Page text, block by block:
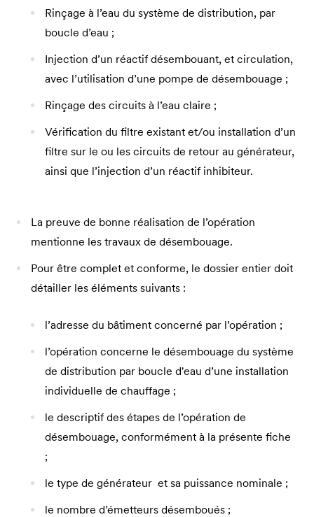
Rinçage à l’eau du système de distribution, par
boucle d’eau ;
Injection d’un réactif désembouant, et circulation,
avec l’utilisation d’une pompe de désembouage ;
Rinçage des circuits à l’eau claire ;
Vérification du filtre existant et/ou installation d’un
filtre sur le ou les circuits de retour au générateur,
ainsi que l’injection d’un réactif inhibiteur.
La preuve de bonne réalisation de l’opération
mentionne les travaux de désembouage.
Pour être complet et conforme, le dossier entier doit
détailler les éléments suivants :
l’adresse du bâtiment concerné par l’opération ;
l’opération concerne le désembouage du système
de distribution par boucle d'eau d’une installation
individuelle de chauffage ;
le descriptif des étapes de l’opération de
désembouage, conformément à la présente fiche
;
le type de générateur et sa puissance nominale ;
le nombre d’émetteurs désemboués ;